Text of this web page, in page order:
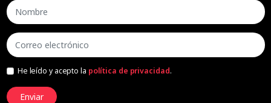
He leído y acepto la política de privacidad.
Enviar